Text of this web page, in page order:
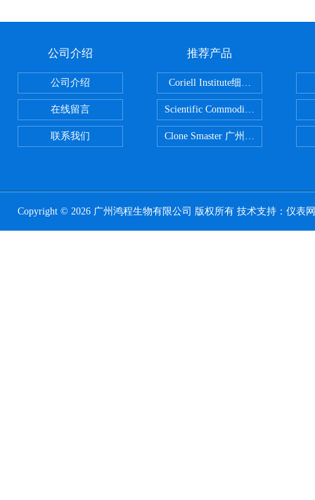
公司介绍
公司介绍
在线留言
联系我们
推荐产品
Scientific CommoditiesPE管 广州
Clone Smaster 广州鸿程代理
Copyright © 2026 广州鸿程生物有限公司 版权所有 技术支持： 仪表网